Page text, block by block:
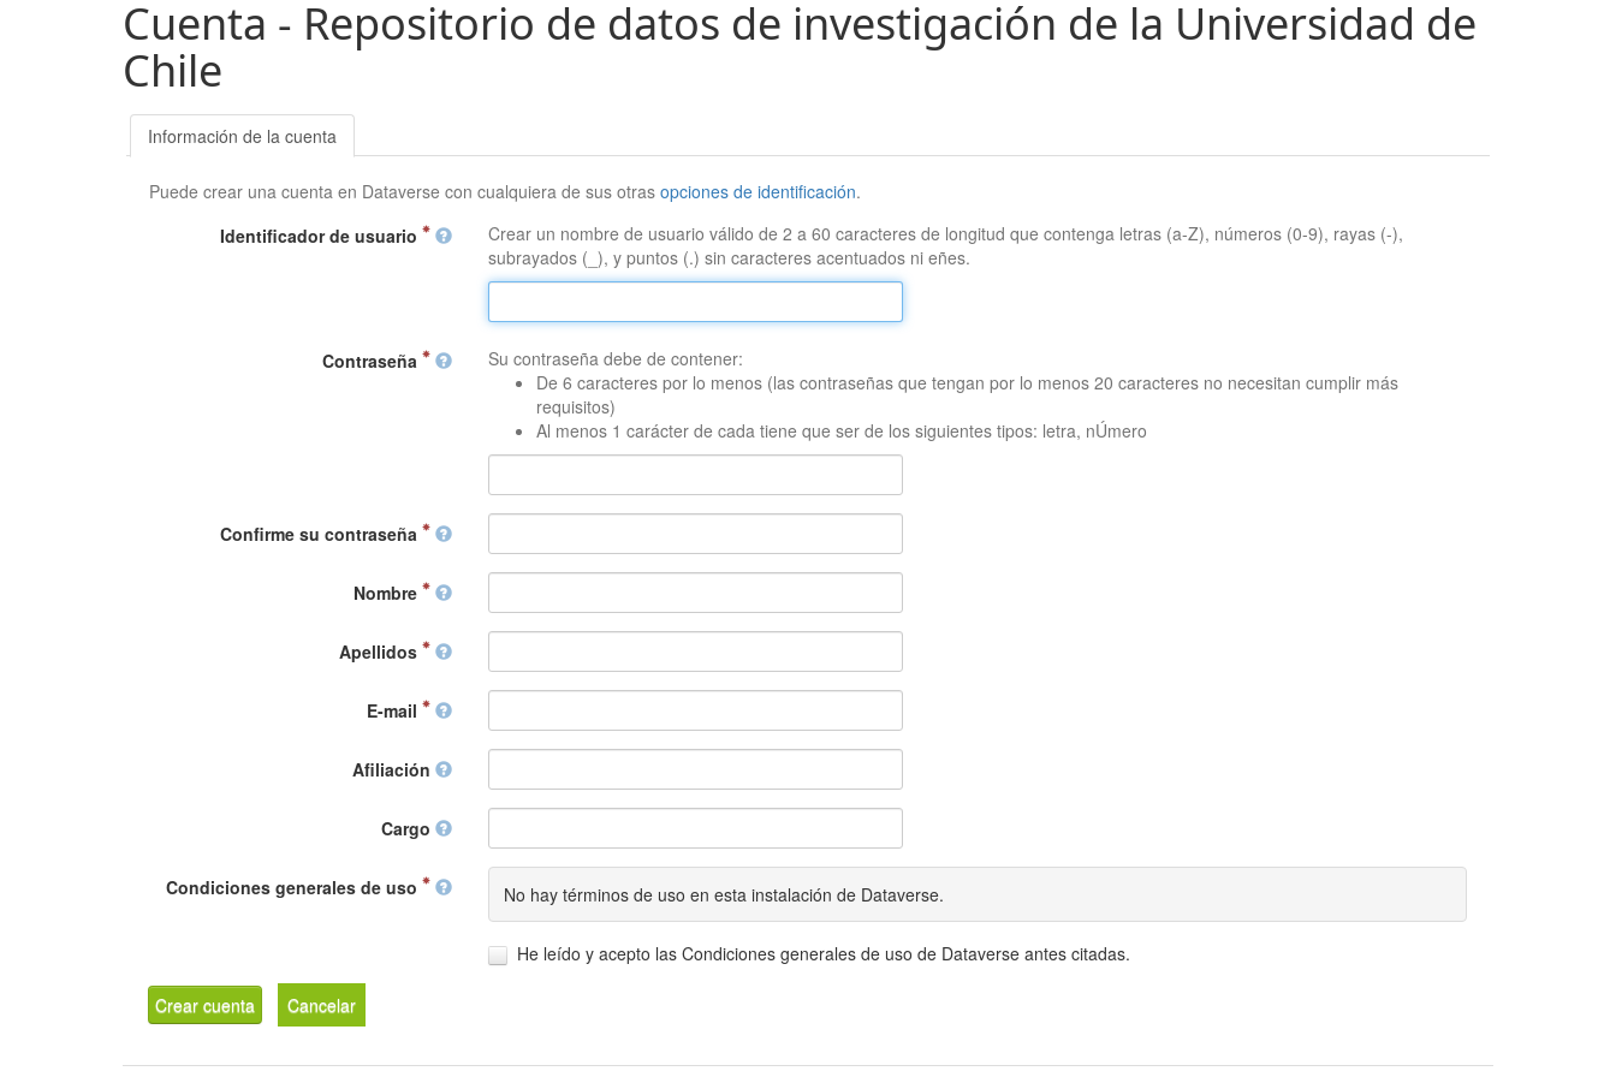
Cuenta - Repositorio de datos de investigación de la Universidad de
Chile
Información de la cuenta
Puede crear una cuenta en Dataverse con cualquiera de sus otrasopciones de identificación.
Identificador de usuario
Crear un nombre de usuario válido de 2 a 60 caracteres de longitud que contenga letras (a-Z), números (0-9), rayas (-),
subrayados (_), y puntos (.) sin caracteres acentuados ni eñes.
Contraseña
Su contraseña debe de contener:
De 6 caracteres por lo menos (las contraseñas que tengan por lo menos 20 caracteres no necesitan cumplir más
requisitos)
Al menos 1 carácter de cada tiene que ser de los siguientes tipos: letra, nÚmero
Confirme su contraseña
Nombre
Apellidos
E-mail
Afiliación
Cargo
Condiciones generales de uso No hay términos de uso en esta instalación de Dataverse.
He leído y acepto las Condiciones generales de uso de Dataverse antes citadas.
Crear cuenta Cancelar